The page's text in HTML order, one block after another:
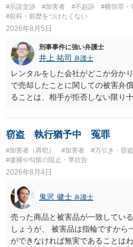
#示談交渉 #加害者 #不起訴 #横領罪・
#前科・前歴をつけたくない
2026年8月5日
刑事事件に強い弁護士
井上 祐司 弁護士
レンタルをした会社がどこか分か
で売却したことに関しての被害弁
ることは、相手が拒否しない限り
か）、弁護士に法律相談において
窃盗 執行猶予中 冤罪
#加害者（再犯） #加害者 #万引き・窃
#逮捕や勾留の阻止・準抗告
2026年8月4日
鬼沢 健士 弁護士
売った商品と被害品が一致してい
しょうが、 被害品は指輪ですから
ができなければ無実であることは